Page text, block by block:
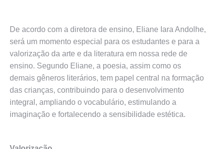
De acordo com a diretora de ensino, Eliane Iara Andolhe,
será um momento especial para os estudantes e para a
valorização da arte e da literatura em nossa rede de
ensino. Segundo Eliane, a poesia, assim como os
demais gêneros literários, tem papel central na formação
das crianças, contribuindo para o desenvolvimento
integral, ampliando o vocabulário, estimulando a
imaginação e fortalecendo a sensibilidade estética.